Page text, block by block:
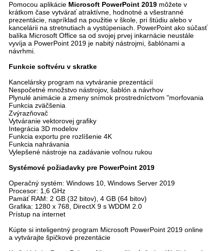
Pomocou aplikácie Microsoft PowerPoint 2019 môžete v
krátkom čase vytvárať atraktívne, hodnotné a všestranné
prezentácie, napríklad na použitie v škole, pri štúdiu alebo v
kancelárii na stretnutiach a vystúpeniach. PowerPoint ako súčasť
balíka Microsoft Office sa od svojej prvej inkarnácie neustále
vyvíja a PowerPoint 2019 je nabitý nástrojmi, šablónami a
návrhmi.
Funkcie softvéru v skratke
Kancelársky program na vytváranie prezentácií
Nespočetné množstvo nástrojov, šablón a návrhov
Plynulé animácie a zmeny snímok prostredníctvom "morfovania
Funkcia zväčšenia
Zvýrazňovač
Vytváranie vektorovej grafiky
Integrácia 3D modelov
Funkcia exportu pre rozlíšenie 4K
Funkcia nahrávania
Vylepšené nástroje na zadávanie voľnou rukou
Systémové požiadavky pre PowerPoint 2019
Operačný systém: Windows 10, Windows Server 2019
Procesor: 1,6 GHz
Pamäť RAM: 2 GB (32 bitov), 4 GB (64 bitov)
Grafika: 1280 x 768, DirectX 9 s WDDM 2.0
Prístup na internet
Kúpte si inteligentný program Microsoft PowerPoint 2019 online
a vytvárajte špičkové prezentácie